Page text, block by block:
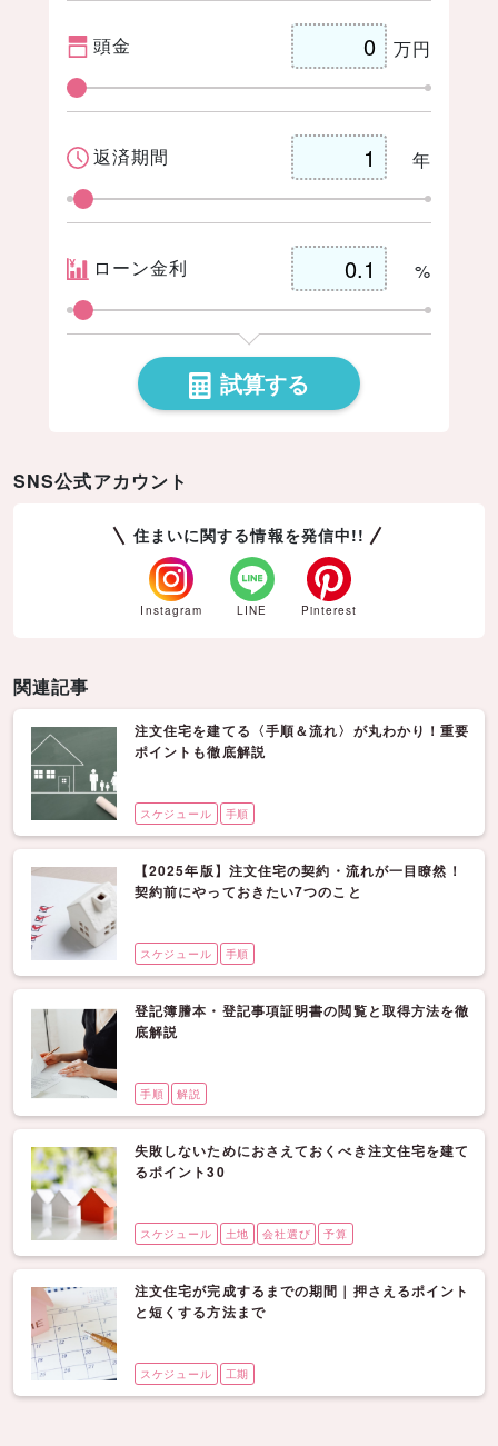
ク
頭金 万円
返済期間 年
ローン金利 %
試算する
SNS公式アカウント
住まいに関する情報を発信中!!
Instagram LINE Pinterest
関連記事
注文住宅を建てる〈手順＆流れ〉が丸わかり！重要
ポイントも徹底解説
スケジュール 手順
【2025年版】注文住宅の契約・流れが一目瞭然！
契約前にやっておきたい7つのこと
スケジュール 手順
登記簿謄本・登記事項証明書の閲覧と取得方法を徹
底解説
手順 解説
失敗しないためにおさえておくべき注文住宅を建て
るポイント30
スケジュール 土地 会社選び 予算
注文住宅が完成するまでの期間｜押さえるポイント
と短くする方法まで
スケジュール 工期